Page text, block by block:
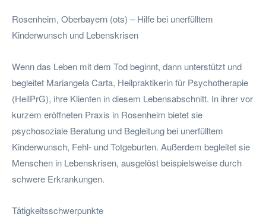
Rosenheim, Oberbayern (ots) – Hilfe bei unerfülltem
Kinderwunsch und Lebenskrisen
Wenn das Leben mit dem Tod beginnt, dann unterstützt und
begleitet Mariangela Carta, Heilpraktikerin für Psychotherapie
(HeilPrG), ihre Klienten in diesem Lebensabschnitt. In ihrer vor
kurzem eröffneten Praxis in Rosenheim bietet sie
psychosoziale Beratung und Begleitung bei unerfülltem
Kinderwunsch, Fehl- und Totgeburten. Außerdem begleitet sie
Menschen in Lebenskrisen, ausgelöst beispielsweise durch
schwere Erkrankungen.
Tätigkeitsschwerpunkte